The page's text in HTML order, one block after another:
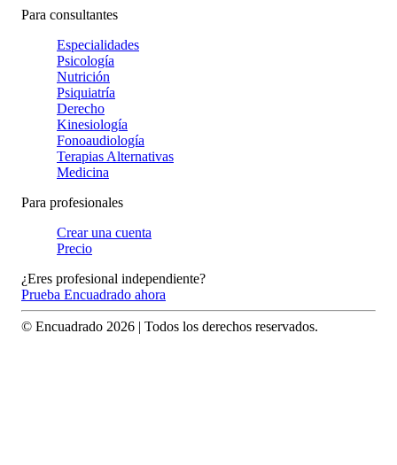
Para consultantes
Especialidades
Psicología
Nutrición
Psiquiatría
Derecho
Kinesiología
Fonoaudiología
Terapias Alternativas
Medicina
Para profesionales
Crear una cuenta
Precio
¿Eres profesional independiente?
Prueba Encuadrado ahora
© Encuadrado 2026 | Todos los derechos reservados.